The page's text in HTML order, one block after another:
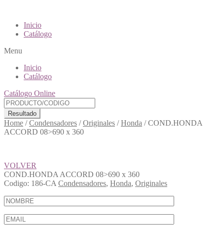
Inicio
Catálogo
Menu
Inicio
Catálogo
Catálogo Online
Resultado
Home /Condensadores /Originales /Honda /COND.HONDA
ACCORD 08>690 x 360
VOLVER
COND.HONDA ACCORD 08>690 x 360
Codigo: 186-CA Condensadores, Honda, Originales